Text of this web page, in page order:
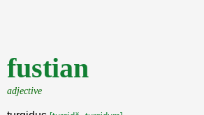
fustian
adjective